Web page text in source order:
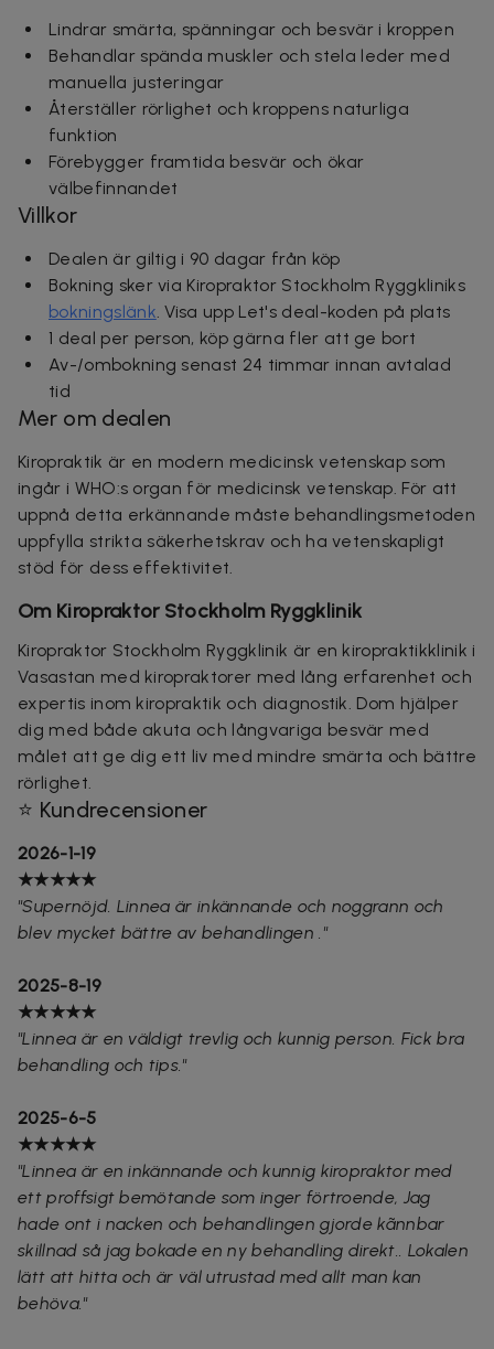
Lindrar smärta, spänningar och besvär i kroppen
Behandlar spända muskler och stela leder med
manuella justeringar
Återställer rörlighet och kroppens naturliga
funktion
Förebygger framtida besvär och ökar
välbefinnandet
Villkor
Dealen är giltig i 90 dagar från köp
Bokning sker via Kiropraktor Stockholm Ryggkliniks
bokningslänk . Visa upp Let's deal-koden på plats
1 deal per person, köp gärna fler att ge bort
Av-/ombokning senast 24 timmar innan avtalad
tid
Mer om dealen
Kiropraktik är en modern medicinsk vetenskap som
ingår i WHO:s organ för medicinsk vetenskap. För att
uppnå detta erkännande måste behandlingsmetoden
uppfylla strikta säkerhetskrav och ha vetenskapligt
stöd för dess effektivitet.
Om Kiropraktor Stockholm Ryggklinik
Kiropraktor Stockholm Ryggklinik är en kiropraktikklinik i
Vasastan med kiropraktorer med lång erfarenhet och
expertis inom kiropraktik och diagnostik. Dom hjälper
dig med både akuta och långvariga besvär med
målet att ge dig ett liv med mindre smärta och bättre
rörlighet.
⭐ Kundrecensioner
2026-1-19
★★★★★
"Supernöjd. Linnea är inkännande och noggrann och
blev mycket bättre av behandlingen ."
2025-8-19
★★★★★
"Linnea är en väldigt trevlig och kunnig person. Fick bra
behandling och tips."
2025-6-5
★★★★★
"Linnea är en inkännande och kunnig kiropraktor med
ett proffsigt bemötande som inger förtroende, Jag
hade ont i nacken och behandlingen gjorde kãnnbar
skillnad så jag bokade en ny behandling direkt.. Lokalen
lätt att hitta och är väl utrustad med allt man kan
behöva."